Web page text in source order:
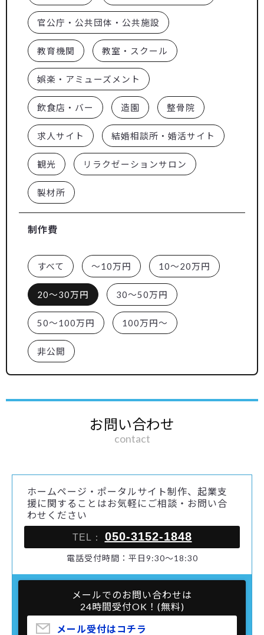
官公庁・公共団体・公共施設
教育機関 教室・スクール
娯楽・アミューズメント
飲食店・バー 造園 整骨院
求人サイト 結婚相談所・婚活サイト
観光 リラクゼーションサロン
製材所
制作費
すべて ～10万円 10～20万円
20～30万円 30～50万円
50～100万円 100万円～
非公開
お問い合わせ
contact
ホームページ・ポータルサイト制作、起業支
援に関することはお気軽にご相談・お問い合
わせください
TEL： 050-3152-1848
電話受付時間：平日9:30～18:30
メールでのお問い合わせは
24時間受付OK！(無料)
メール受付はコチラ